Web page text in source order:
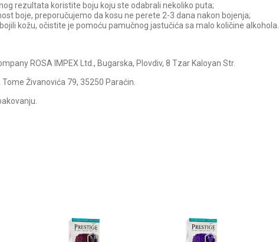
rezultata koristite boju koju ste odabrali nekoliko puta;
boje, preporučujemo da kosu ne perete 2-3 dana nakon bojenja;
kožu, očistite je pomoću pamučnog jastučića sa malo količine alkohola.
ROSA IMPEX Ltd., Bugarska, Plovdiv, 8 Tzar Kaloyan Str.
Živanovića 79, 35250 Paraćin.